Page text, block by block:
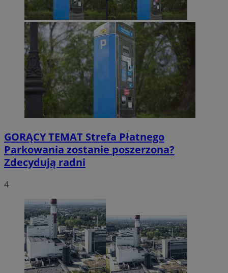
GORĄCY TEMAT Strefa Płatnego
Parkowania zostanie poszerzona?
Zdecydują radni
4